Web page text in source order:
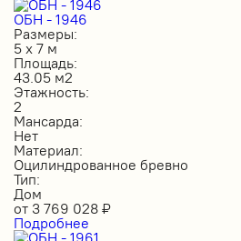
ОБН - 1946
Размеры:
5 х 7 м
Площадь:
43.05 м2
Этажность:
2
Мансарда:
Нет
Материал:
Оцилиндрованное бревно
Тип:
Дом
от 3 769 028 ₽
Подробнее